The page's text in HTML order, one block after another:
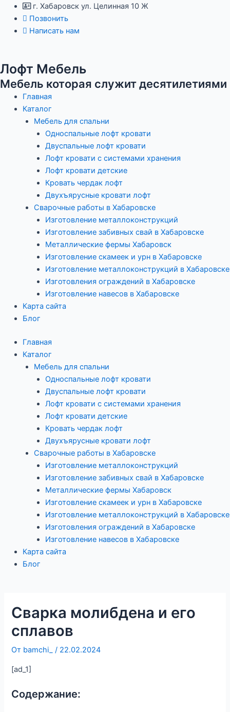
Перейти
содержимому
г. Хабаровск ул. Целинная 10 Ж
Позвонить
Написать нам
Лофт Мебель
Мебель которая служит десятилетиями
Главная
Каталог
Мебель для спальни
Односпальные лофт кровати
Двуспальные лофт кровати
Лофт кровати с системами хранения
Лофт кровати детские
Кровать чердак лофт
Двухъярусные кровати лофт
Сварочные работы в Хабаровске
Изготовление металлоконструкций
Изготовление забивных свай в Хабаровске
Металлические фермы Хабаровск
Изготовление скамеек и урн в Хабаровске
Изготовление металлоконструкций в Хабаровске
Изготовления ограждений в Хабаровске
Изготовление навесов в Хабаровске
Карта сайта
Блог
Главная
Каталог
Мебель для спальни
Односпальные лофт кровати
Двуспальные лофт кровати
Лофт кровати с системами хранения
Лофт кровати детские
Кровать чердак лофт
Двухъярусные кровати лофт
Сварочные работы в Хабаровске
Изготовление металлоконструкций
Изготовление забивных свай в Хабаровске
Металлические фермы Хабаровск
Изготовление скамеек и урн в Хабаровске
Изготовление металлоконструкций в Хабаровске
Изготовления ограждений в Хабаровске
Изготовление навесов в Хабаровске
Карта сайта
Блог
Сварка молибдена и его
сплавов
От bamchi_/ 22.02.2024
[ad_1]
Содержание:
Навигация
записям